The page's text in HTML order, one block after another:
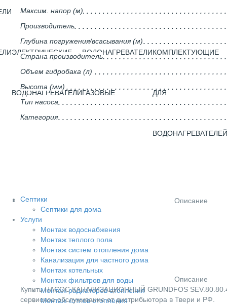
ЭЛЕКТРИЧЕСКИЕ
ВОДОНАГРЕВАТЕЛИ
ВОДОНАГРЕВАТЕЛИ
ГАЗОВЫЕ
КОМПЛЕКТУЮЩИЕ
ДЛЯ
ВОДОНАГРЕВАТЕЛЕЙ
Септики
Септики для дома
Услуги
Монтаж водоснабжения
Монтаж теплого пола
Монтаж систем отопления дома
Канализация для частного дома
Монтаж котельных
Монтаж фильтров для воды
Монтаж радиаторов отопления
Монтаж котлов отопления
Максим. напор (м)
Производитель
Глубина погружения/всасывания (м)
Страна производитель
Объем гидробака (л)
Высота (мм)
Тип насоса
Категория
Описание
Описание
Купить НАСОС КАНАЛИЗАЦИОННЫЙ GRUNDFOS
сервисное обслуживание от дистрибьютора в Твери и РФ.